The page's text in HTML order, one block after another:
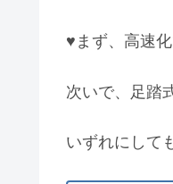
♥まず、高速
次いで、足踏
いずれにして